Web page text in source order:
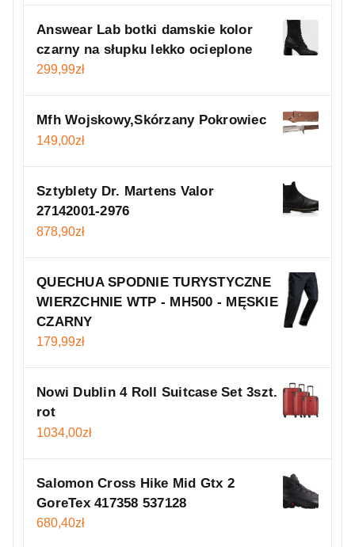
Answear Lab botki damskie kolor
czarny na słupku lekko ocieplone
299,99zł
Mfh Wojskowy,Skórzany Pokrowiec
149,00zł
Sztyblety Dr. Martens Valor
27142001-2976
878,90zł
QUECHUA SPODNIE TURYSTYCZNE
WIERZCHNIE WTP - MH500 - MĘSKIE
CZARNY
179,99zł
Nowi Dublin 4 Roll Suitcase Set 3szt.
rot
1034,00zł
Salomon Cross Hike Mid Gtx 2
GoreTex 417358 537128
680,40zł